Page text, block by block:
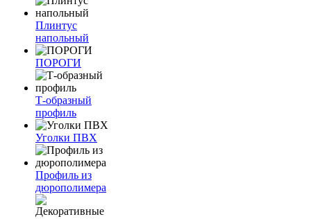
Плинтус
напольный
ПОРОГИ
Т-образный
профиль
Уголки ПВХ
Профиль из
дюрополимера